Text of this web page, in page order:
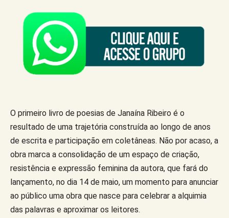
O primeiro livro de poesias de Janaína Ribeiro é o
resultado de uma trajetória construída ao longo de anos
de escrita e participação em coletâneas. Não por acaso, a
obra marca a consolidação de um espaço de criação,
resistência e expressão feminina da autora, que fará do
lançamento, no dia 14 de maio, um momento para anunciar
ao público uma obra que nasce para celebrar a alquimia
das palavras e aproximar os leitores.